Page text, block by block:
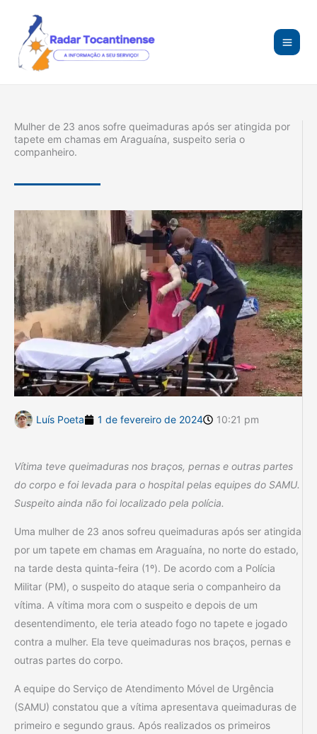
conteúdo
Mulher de 23 anos sofre queimaduras após ser atingida por
tapete em chamas em Araguaína, suspeito seria o
companheiro.
Luís Poeta 1 de fevereiro de 2024 10:21 pm
Vítima teve queimaduras nos braços, pernas e outras partes
do corpo e foi levada para o hospital pelas equipes do SAMU.
Suspeito ainda não foi localizado pela polícia.
Uma mulher de 23 anos sofreu queimaduras após ser atingida
por um tapete em chamas em Araguaína, no norte do estado,
na tarde desta quinta-feira (1º). De acordo com a Polícia
Militar (PM), o suspeito do ataque seria o companheiro da
vítima. A vítima mora com o suspeito e depois de um
desentendimento, ele teria ateado fogo no tapete e jogado
contra a mulher. Ela teve queimaduras nos braços, pernas e
outras partes do corpo.
A equipe do Serviço de Atendimento Móvel de Urgência
(SAMU) constatou que a vítima apresentava queimaduras de
primeiro e segundo graus. Após realizados os primeiros